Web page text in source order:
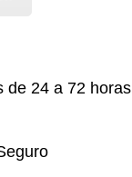
de 24 a 72 horas